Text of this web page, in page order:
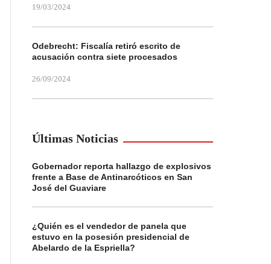
19/03/2024
Odebrecht: Fiscalía retiró escrito de
acusación contra siete procesados
26/09/2024
Últimas Noticias
Gobernador reporta hallazgo de explosivos
frente a Base de Antinarcóticos en San
José del Guaviare
¿Quién es el vendedor de panela que
estuvo en la posesión presidencial de
Abelardo de la Espriella?